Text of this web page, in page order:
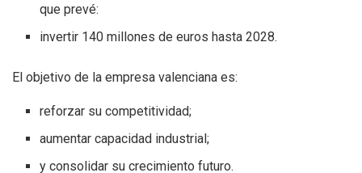
que prevé:
invertir 140 millones de euros hasta 2028.
El objetivo de la empresa valenciana es:
reforzar su competitividad;
aumentar capacidad industrial;
y consolidar su crecimiento futuro.